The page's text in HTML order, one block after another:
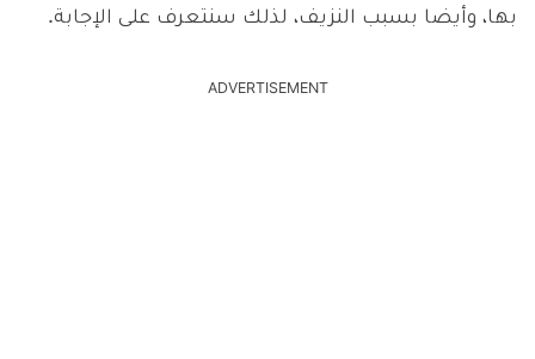
بها، وأيضا بسبب النزيف، لذلك سنتعرف على الإجابة.
ADVERTISEMENT